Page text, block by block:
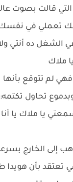
قالت بصوت
تعملي في نفسك
ده أنتي ولا
ملاك
لم تتوقع بأنها
تحاول تكتمه:
يا ملاك يا
إلى الخارج
بأن هويدا